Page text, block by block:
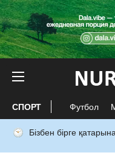
СПОРТ Футбол
Бізбен бірге